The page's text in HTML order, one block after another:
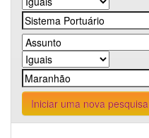
Iniciar uma nova pesquisa